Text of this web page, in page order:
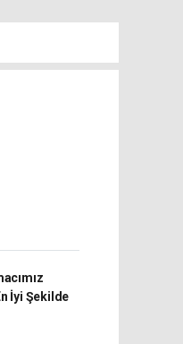
İyi Şekilde